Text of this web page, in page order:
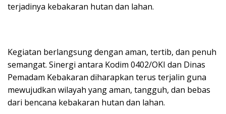
terjadinya kebakaran hutan dan lahan.
Kegiatan berlangsung dengan aman, tertib, dan penuh
semangat. Sinergi antara Kodim 0402/OKI dan Dinas
Pemadam Kebakaran diharapkan terus terjalin guna
mewujudkan wilayah yang aman, tangguh, dan bebas
dari bencana kebakaran hutan dan lahan.